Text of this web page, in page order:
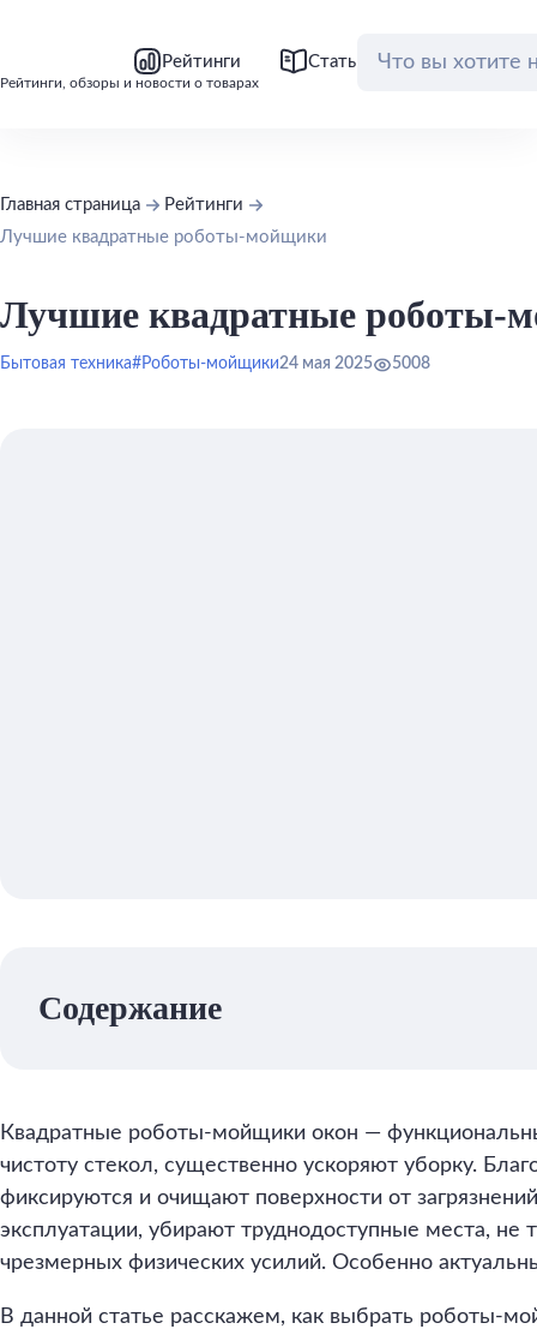
Рейтинги, обзоры и новости о товарах
Рейтинги Статьи Обзоры
Главная страница
Рейтинги
Лучшие квадратные роботы-мойщики
Лучшие квадратные роботы-
Бытовая техника#Роботы-мойщики24 мая 2025 5008
Содержание
Квадратные роботы-мойщики окон —
чистоту стекол, существенно ускоряют уборку.
фиксируются и очищают поверхности от
эксплуатации, убирают труднодоступные места, не
чрезмерных физических усилий. Особенно
В данной статье расскажем, как выбрать роботы-